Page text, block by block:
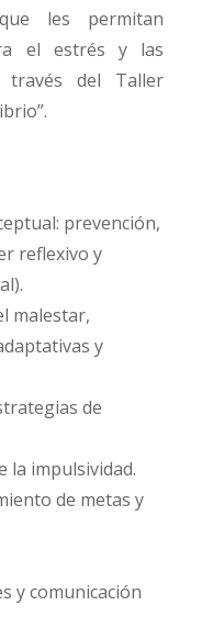
les permitan
el estrés y las
del Taller
prevención,
reflexivo y
malestar,
y
de
la impulsividad.
de metas y
y comunicación